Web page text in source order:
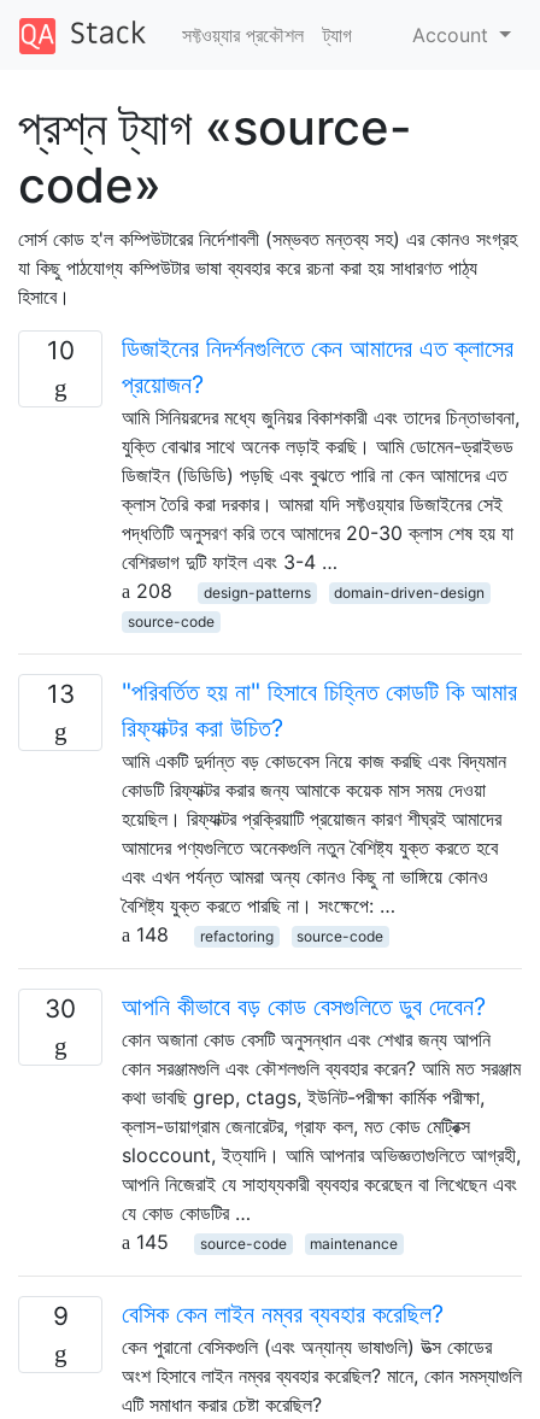
সফ্টওয়্যার প্রকৌশল ট্যাগ Account
প্রশ্ন ট্যাগ «source-
code»
সোর্স কোড হ'ল কম্পিউটারের নির্দেশাবলী (সম্ভবত মন্তব্য সহ) এর কোনও সংগ্রহ
যা কিছু পাঠযোগ্য কম্পিউটার ভাষা ব্যবহার করে রচনা করা হয় সাধারণত পাঠ্য
হিসাবে।
10
ডিজাইনের নিদর্শনগুলিতে কেন আমাদের এত ক্লাসের
প্রয়োজন?
আমি সিনিয়রদের মধ্যে জুনিয়র বিকাশকারী এবং তাদের চিন্তাভাবনা,
যুক্তি বোঝার সাথে অনেক লড়াই করছি। আমি ডোমেন-ড্রাইভড
ডিজাইন (ডিডিডি) পড়ছি এবং বুঝতে পারি না কেন আমাদের এত
ক্লাস তৈরি করা দরকার। আমরা যদি সফ্টওয়্যার ডিজাইনের সেই
পদ্ধতিটি অনুসরণ করি তবে আমাদের 20-30 ক্লাস শেষ হয় যা
বেশিরভাগ দুটি ফাইল এবং 3-4 …
208
design-patterns
domain-driven-design
source-code
13
"পরিবর্তিত হয় না" হিসাবে চিহ্নিত কোডটি কি আমার
রিফ্যাক্টর করা উচিত?
আমি একটি দুর্দান্ত বড় কোডবেস নিয়ে কাজ করছি এবং বিদ্যমান
কোডটি রিফ্যাক্টর করার জন্য আমাকে কয়েক মাস সময় দেওয়া
হয়েছিল। রিফ্যাক্টর প্রক্রিয়াটি প্রয়োজন কারণ শীঘ্রই আমাদের
আমাদের পণ্যগুলিতে অনেকগুলি নতুন বৈশিষ্ট্য যুক্ত করতে হবে
এবং এখন পর্যন্ত আমরা অন্য কোনও কিছু না ভাঙ্গিয়ে কোনও
বৈশিষ্ট্য যুক্ত করতে পারছি না। সংক্ষেপে: …
148
refactoring source-code
30 আপনি কীভাবে বড় কোড বেসগুলিতে ডুব দেবেন?
কোন অজানা কোড বেসটি অনুসন্ধান এবং শেখার জন্য আপনি
কোন সরঞ্জামগুলি এবং কৌশলগুলি ব্যবহার করেন? আমি মত সরঞ্জাম
কথা ভাবছি grep, ctags, ইউনিট-পরীক্ষা কার্মিক পরীক্ষা,
ক্লাস-ডায়াগ্রাম জেনারেটর, গ্রাফ কল, মত কোড মেট্রিক্স
sloccount, ইত্যাদি। আমি আপনার অভিজ্ঞতাগুলিতে আগ্রহী,
আপনি নিজেরাই যে সাহায্যকারী ব্যবহার করেছেন বা লিখেছেন এবং
যে কোড কোডটির …
145
source-code maintenance
9 বেসিক কেন লাইন নম্বর ব্যবহার করেছিল?
কেন পুরানো বেসিকগুলি (এবং অন্যান্য ভাষাগুলি) উত্স কোডের
অংশ হিসাবে লাইন নম্বর ব্যবহার করেছিল? মানে, কোন সমস্যাগুলি
এটি সমাধান করার চেষ্টা করেছিল?